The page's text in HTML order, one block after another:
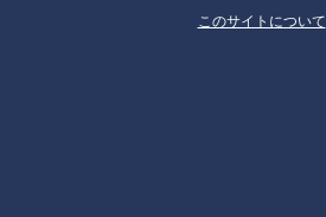
このサイトについて